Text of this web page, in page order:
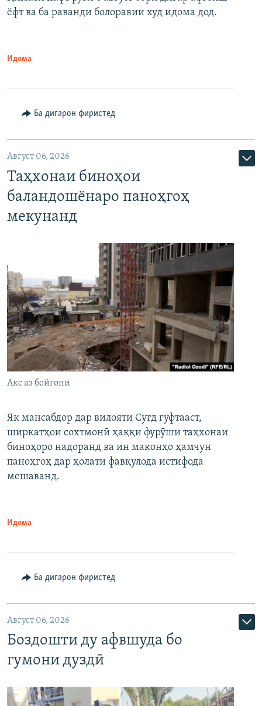
ёфт ва ба раванди болоравии худ идома дод.
Идома
Ба дигарон фиристед
Август 06, 2026
Таҳхонаи биноҳои
баландошёнаро паноҳгоҳ
мекунанд
Акс аз бойгонӣ
Як мансабдор дар вилояти Суғд гуфтааст,
ширкатҳои сохтмонӣ ҳаққи фурӯши таҳхонаи
биноҳоро надоранд ва ин маконҳо ҳамчун
паноҳгоҳ дар ҳолати фавқулода истифода
мешаванд.
Идома
Ба дигарон фиристед
Август 06, 2026
Боздошти ду афвшуда бо
гумони дуздӣ